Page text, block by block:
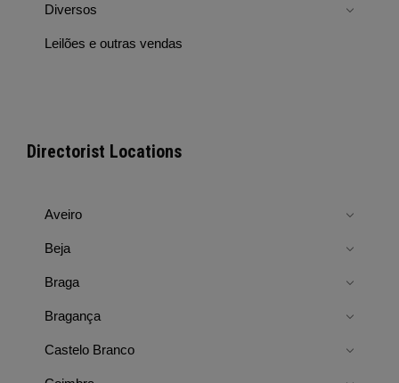
Diversos
Leilões e outras vendas
Directorist Locations
Aveiro
Beja
Braga
Bragança
Castelo Branco